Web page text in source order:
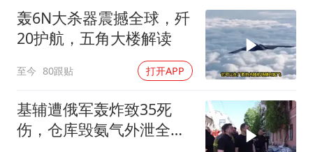
轰6N大杀器震撼全球，歼
20护航，五角大楼解读
至今 80跟贴 打开APP
基辅遭俄军轰炸致35死
伤，仓库毁氨气外泄全城